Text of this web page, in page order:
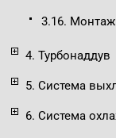
3.16.
4. Турбонаддув
5. Система
6. Система